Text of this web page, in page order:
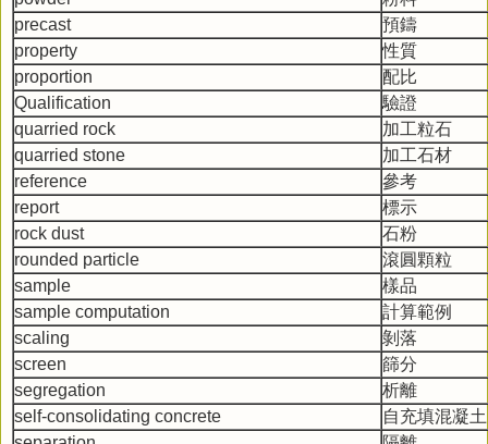
precast
預鑄
property
性質
proportion
配比
Qualification
驗證
quarried rock
加工粒石
quarried stone
加工石材
reference
參考
report
標示
rock dust
石粉
rounded particle
滾圓顆粒
sample
樣品
sample computation
計算範例
scaling
剝落
screen
篩分
segregation
析離
self-consolidating concrete
自充填混凝土